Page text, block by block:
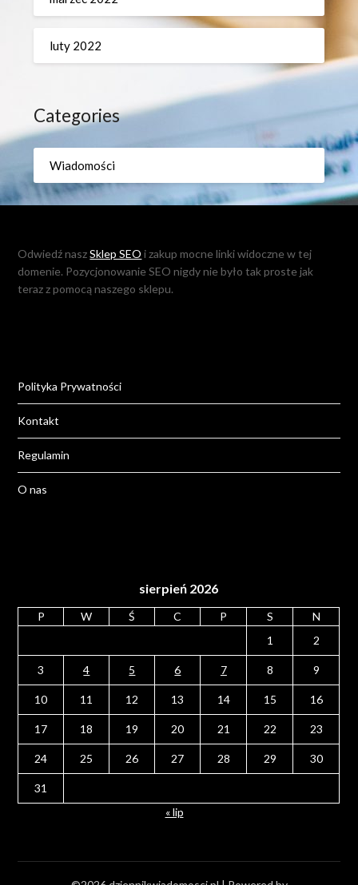
luty 2022
Categories
Wiadomości
Odwiedź naszSklep SEO i zakup mocne linki widoczne w tej
domenie. Pozycjonowanie SEO nigdy nie było tak proste jak
teraz z pomocą naszego sklepu.
Polityka Prywatności
Kontakt
Regulamin
O nas
sierpień 2026
P W Ś C P S
N
1
2
3 4 5 6 7 8 9
10 11 12 13 14 15 16
17 18 19 20 21 22 23
24 25 26 27 28 29 30
31
« lip